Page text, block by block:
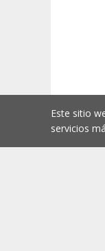
Este sitio
servicios